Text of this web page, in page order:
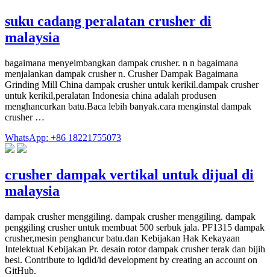
suku cadang peralatan crusher di
malaysia
bagaimana menyeimbangkan dampak crusher. n n bagaimana
menjalankan dampak crusher n. Crusher Dampak Bagaimana
Grinding Mill China dampak crusher untuk kerikil.dampak crusher
untuk kerikil,peralatan Indonesia china adalah produsen
menghancurkan batu.Baca lebih banyak.cara menginstal dampak
crusher …
WhatsApp: +86 18221755073
crusher dampak vertikal untuk dijual di
malaysia
dampak crusher menggiling. dampak crusher menggiling. dampak
penggiling crusher untuk membuat 500 serbuk jala. PF1315 dampak
crusher,mesin penghancur batu.dan Kebijakan Hak Kekayaan
Intelektual Kebijakan Pr. desain rotor dampak crusher terak dan bijih
besi. Contribute to lqdid/id development by creating an account on
GitHub.